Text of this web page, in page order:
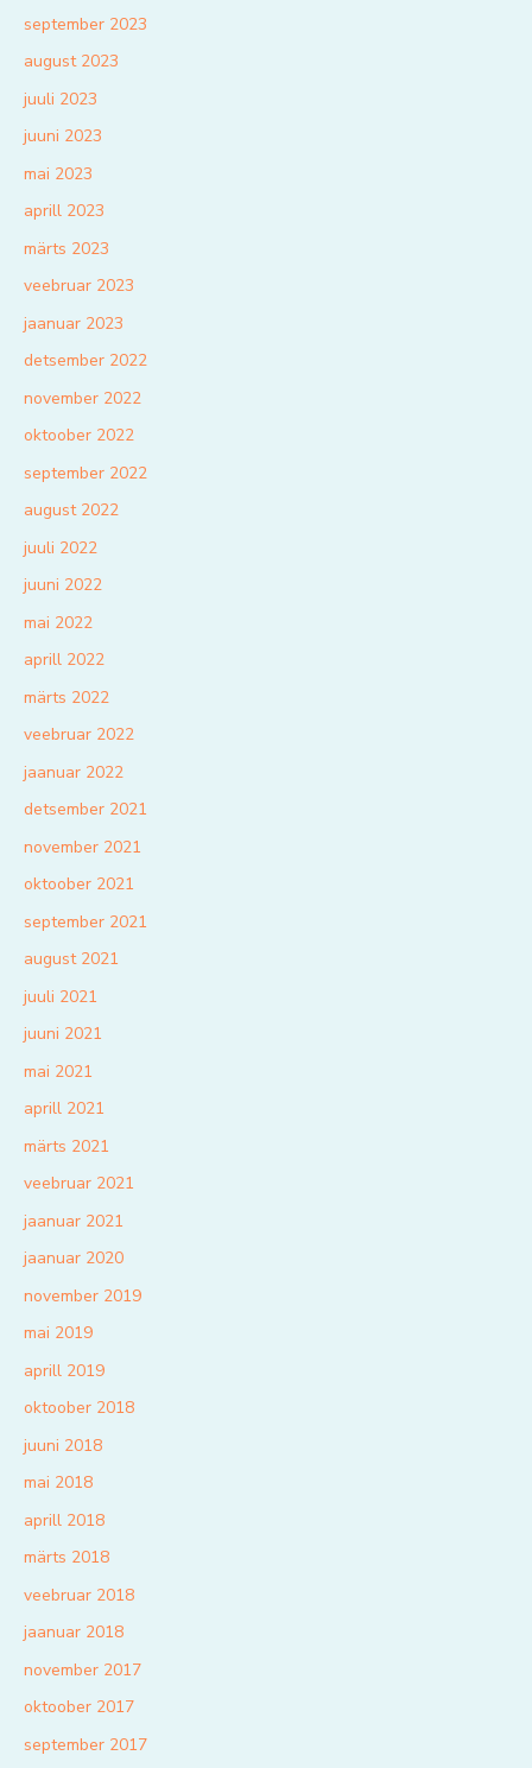
september 2023
august 2023
juuli 2023
juuni 2023
mai 2023
aprill 2023
märts 2023
veebruar 2023
jaanuar 2023
detsember 2022
november 2022
oktoober 2022
september 2022
august 2022
juuli 2022
juuni 2022
mai 2022
aprill 2022
märts 2022
veebruar 2022
jaanuar 2022
detsember 2021
november 2021
oktoober 2021
september 2021
august 2021
juuli 2021
juuni 2021
mai 2021
aprill 2021
märts 2021
veebruar 2021
jaanuar 2021
jaanuar 2020
november 2019
mai 2019
aprill 2019
oktoober 2018
juuni 2018
mai 2018
aprill 2018
märts 2018
veebruar 2018
jaanuar 2018
november 2017
oktoober 2017
september 2017